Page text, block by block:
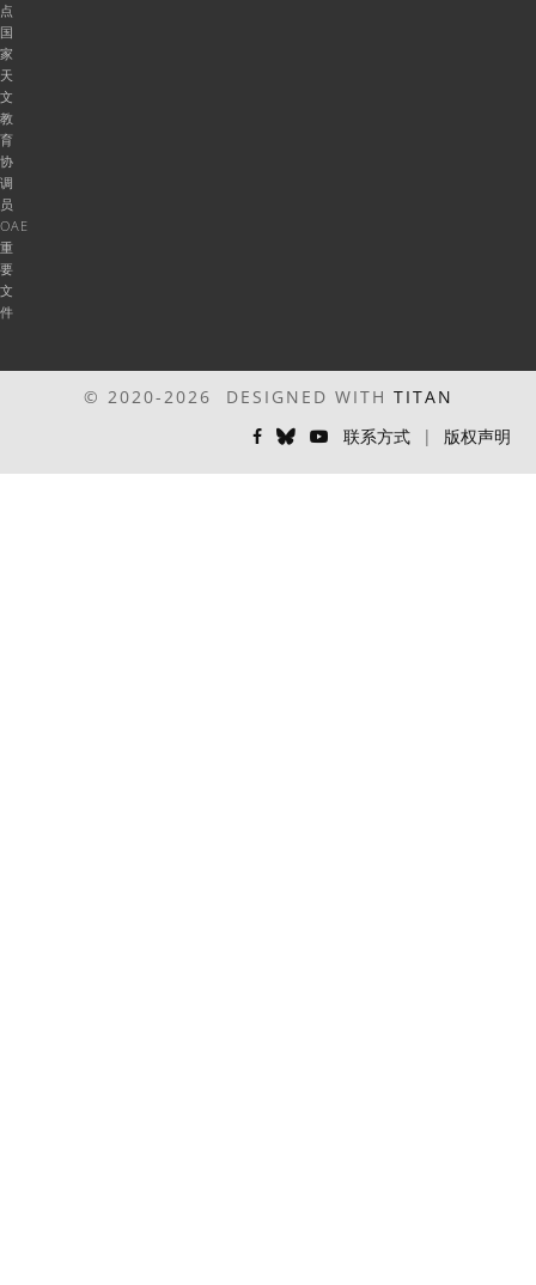
点
国
家
天
文
教
育
协
调
员
OAE
重
要
文
件
© 2020-2026 DESIGNED WITH TITAN
联系方式
| 版权声明